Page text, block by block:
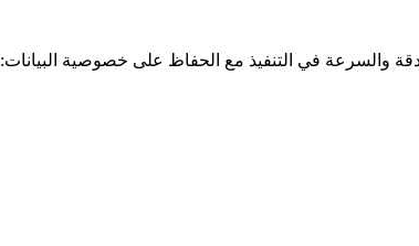
والسرعة في التنفيذ مع الحفاظ على خصوصية البيانات: